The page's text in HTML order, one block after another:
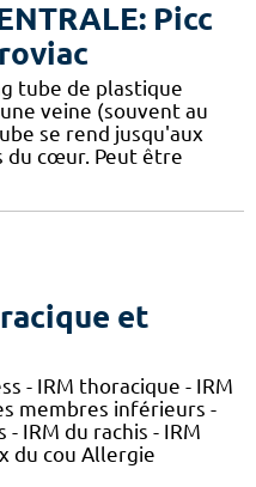
Picc
tube de plastique
veine (souvent au
se rend jusqu'aux
du cœur. Peut être
et
- IRM thoracique - IRM
membres inférieurs -
IRM du rachis - IRM
du cou Allergie